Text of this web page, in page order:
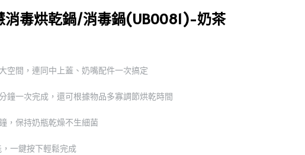
消毒烘乾鍋/消毒鍋(UB0081)-奶茶
空間，連同中上蓋、奶嘴配件一次搞定
鐘一次完成，還可根據物品多寡調節烘乾時間
，保持奶瓶乾燥不生細菌
一鍵按下輕鬆完成